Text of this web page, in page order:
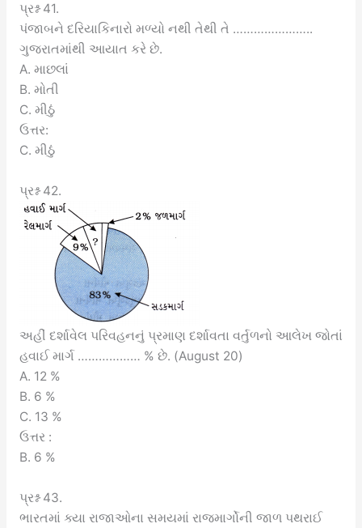
પ્રશ્ન 41.
પંજાબને દરિયાકિનારો મળ્યો નથી તેથી તે …………………..
ગુજરાતમાંથી આયાત કરે છે.
A. માછલાં
B. મોતી
C. મીઠું
ઉત્તર:
C. મીઠું
પ્રશ્ન 42.
અહીં દર્શાવેલ પરિવહનનું પ્રમાણ દર્શાવતા વર્તુળનો આલેખ જોતાં
હવાઈ માર્ગ ……………… % છે. (August 20)
A. 12 %
B. 6 %
C. 13 %
ઉત્તર :
B. 6 %
પ્રશ્ન 43.
ભારતમાં ક્યા રાજાઓના સમયમાં રાજમાર્ગોની જાળ પથરાઈ